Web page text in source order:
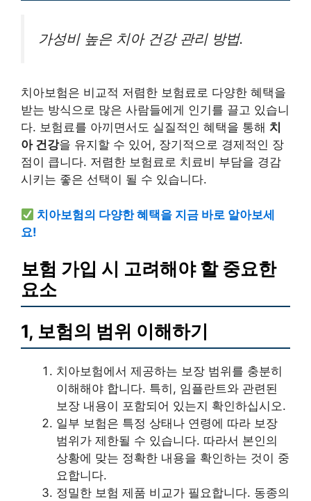
가성비 높은 치아 건강 관리 방법.
치아보험은 비교적 저렴한 보험료로 다양한 혜택을
받는 방식으로 많은 사람들에게 인기를 끌고 있습니
다. 보험료를 아끼면서도 실질적인 혜택을 통해 치
아 건강을 유지할 수 있어, 장기적으로 경제적인 장
점이 큽니다. 저렴한 보험료로 치료비 부담을 경감
시키는 좋은 선택이 될 수 있습니다.
치아보험의 다양한 혜택을 지금 바로 알아보세
요!
보험 가입 시 고려해야 할 중요한
요소
1, 보험의 범위 이해하기
치아보험에서 제공하는 보장 범위를 충분히
이해해야 합니다. 특히, 임플란트와 관련된
보장 내용이 포함되어 있는지 확인하십시오.
일부 보험은 특정 상태나 연령에 따라 보장
범위가 제한될 수 있습니다. 따라서 본인의
상황에 맞는 정확한 내용을 확인하는 것이 중
요합니다.
정밀한 보험 제품 비교가 필요합니다. 동종의